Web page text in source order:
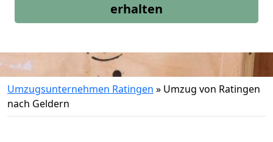
erhalten
Umzugsunternehmen Ratingen » Umzug von Ratingen
nach Geldern